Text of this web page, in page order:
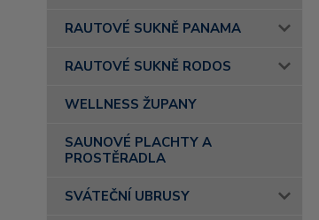
RAUTOVÉ SUKNĚ PANAMA
RAUTOVÉ SUKNĚ RODOS
WELLNESS ŽUPANY
SAUNOVÉ PLACHTY A
PROSTĚRADLA
SVÁTEČNÍ UBRUSY